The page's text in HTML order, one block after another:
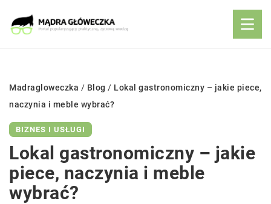
Madragloweczka / Blog / Lokal gastronomiczny – jakie piece,
naczynia i meble wybrać?
BIZNES I USŁUGI
Lokal gastronomiczny – jakie
piece, naczynia i meble
wybrać?